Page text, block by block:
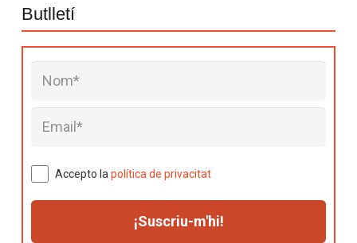
Butlletí
Accepto la política de privacitat